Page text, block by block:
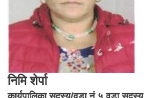
निमि शेर्पा
कार्यपालिका सदस्य/वडा नं ५ वडा सदस्य